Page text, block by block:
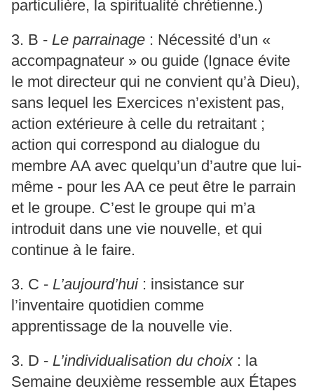
particulière, la spiritualité chrétienne.)
3. B - Le parrainage : Nécessité d’un «
accompagnateur » ou guide (Ignace évite
le mot directeur qui ne convient qu’à Dieu),
sans lequel les Exercices n’existent pas,
action extérieure à celle du retraitant ;
action qui correspond au dialogue du
membre AA avec quelqu’un d’autre que lui-
même - pour les AA ce peut être le parrain
et le groupe. C’est le groupe qui m’a
introduit dans une vie nouvelle, et qui
continue à le faire.
3. C - L’aujourd’hui: insistance sur
l’inventaire quotidien comme
apprentissage de la nouvelle vie.
3. D - L’individualisation du choix: la
Semaine deuxième ressemble aux Étapes